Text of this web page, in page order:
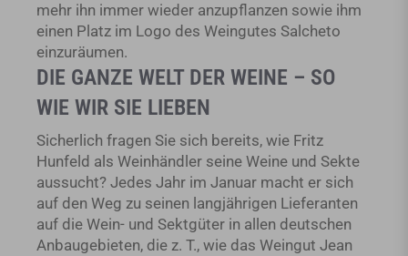
mehr ihn immer wieder anzupflanzen sowie ihm
einen Platz im Logo des Weingutes Salcheto
einzuräumen.
DIE GANZE WELT DER WEINE – SO
WIE WIR SIE LIEBEN
Sicherlich fragen Sie sich bereits, wie Fritz
Hunfeld als Weinhändler seine Weine und Sekte
aussucht? Jedes Jahr im Januar macht er sich
auf den Weg zu seinen langjährigen Lieferanten
auf die Wein- und Sektgüter in allen deutschen
Anbaugebieten, die z. T., wie das Weingut Jean